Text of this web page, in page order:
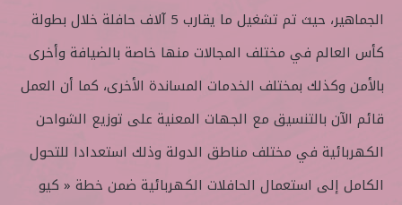
الجماهير، حيث تم تشغيل ما يقارب 5 آلاف حافلة خلال بطولة
كأس العالم في مختلف المجالات منها خاصة بالضيافة وأخرى
بالأمن وكذلك بمختلف الخدمات المساندة الأخرى، كما أن العمل
قائم الآن بالتنسيق مع الجهات المعنية على توزيع الشواحن
الكهربائية في مختلف مناطق الدولة وذلك استعدادا للتحول
الكامل إلى استعمال الحافلات الكهربائية ضمن خطة « كيو